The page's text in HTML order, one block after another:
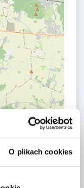
O plikach cookies
contributors